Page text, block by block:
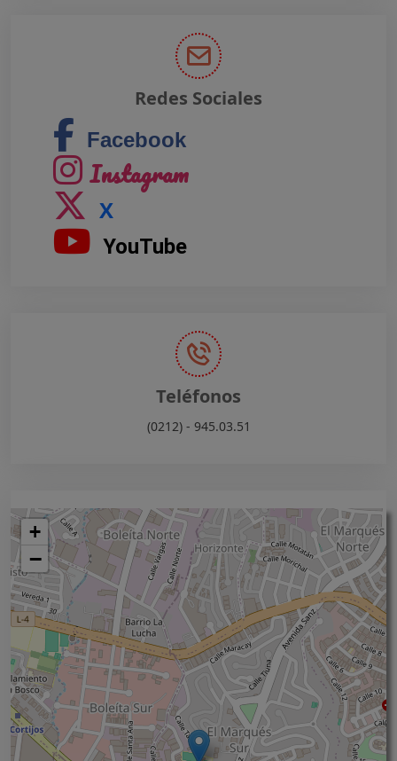
Redes Sociales
Facebook
Instagram
X
YouTube
Teléfonos
(0212) - 945.03.51
+
−